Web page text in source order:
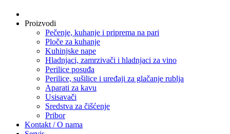
Proizvodi
Pečenje, kuhanje i priprema na pari
Ploče za kuhanje
Kuhinjske nape
Hladnjaci, zamrzivači i hladnjaci za vino
Perilice posuđa
Perilice, sušilice i uređaji za glačanje rublja
Aparati za kavu
Usisavači
Sredstva za čišćenje
Pribor
Kontakt / O nama